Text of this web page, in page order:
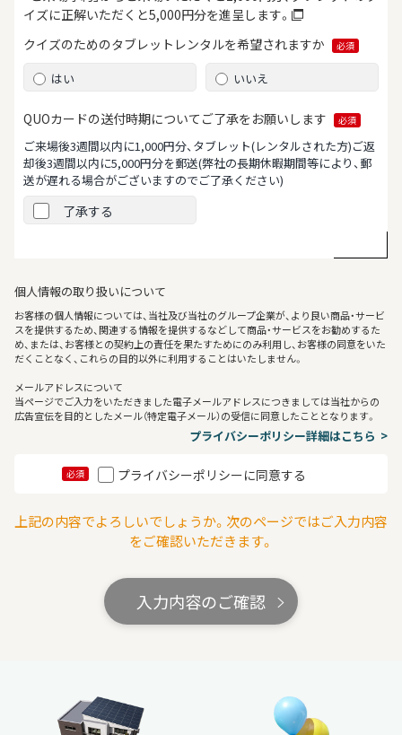
イズに正解いただくと5,000円分を進呈します。
クイズのためのタブレット レンタルを希望されますか 必須
はい いいえ
QUOカードの送付時期について ご了承をお願いします 必須
ご来場後3週間以内に1,000円分、タブレット(レンタルされた方)ご返
却後3週間以内に5,000円分を郵送(弊社の長期休暇期間等により、郵
送が遅れる場合がございますのでご了承ください)
了承する
個人情報の取り扱いについて
お客様の個人情報については、当社及び当社のグループ企業が、より良い商品・サービ
スを提供するため、関連する情報を提供するなどして商品・サービスをお勧めするた
め、または、お客様との契約上の責任を果たすためにのみ利用し、お客様の同意をいた
だくことなく、これらの目的以外に利用することはいたしません。
メールアドレスについて
当ページでご入力をいただきました電子メールアドレスにつきましては当社からの
広告宣伝を目的としたメール（特定電子メール）の受信に同意したこととなります。
プライバシーポリシー詳細はこちら
必須 プライバシーポリシーに同意する
上記の内容でよろしいでしょうか。次のページではご入力内容
をご確認いただきます。
入力内容のご確認